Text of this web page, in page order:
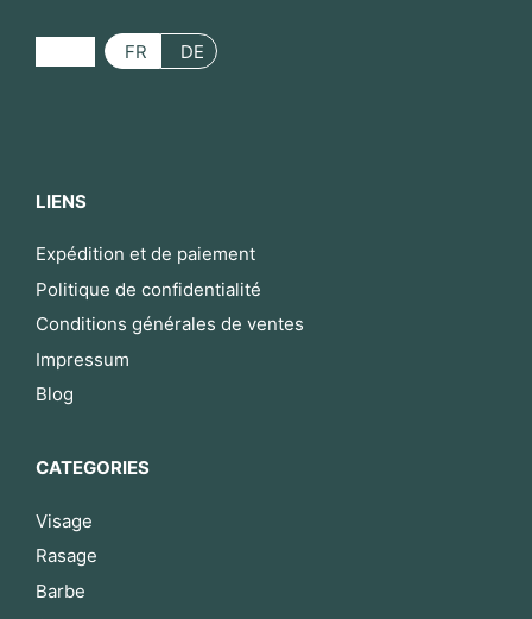
FR DE
LIENS
Expédition et de paiement
Politique de confidentialité
Conditions générales de ventes
Impressum
Blog
CATEGORIES
Visage
Rasage
Barbe